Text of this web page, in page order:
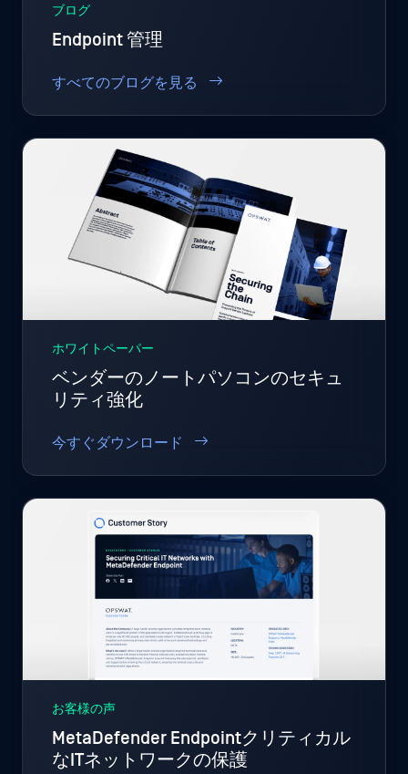
ブログ
Endpoint 管理
すべてのブログを見る
ホワイトペーパー
ベンダーのノートパソコンのセキュ
リティ強化
今すぐダウンロード
お客様の声
MetaDefender Endpointクリティカル
なITネットワークの保護